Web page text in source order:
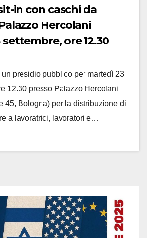
in con caschi da
ore 12.30
presidio pubblico per martedì 23
12.30 presso Palazzo Hercolani
45, Bologna) per la distribuzione di
a lavoratrici, lavoratori e…